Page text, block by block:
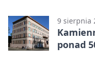
9 sierpnia
ponad